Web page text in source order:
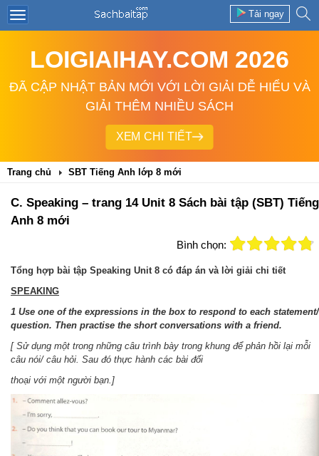
Tải ngay
LOIGIAIHAY.COM 2026
ĐÃ CẬP NHẬT BẢN MỚI VỚI LỜI GIẢI DỄ HIỂU VÀ
GIẢI THÊM NHIỀU SÁCH
XEM CHI TIẾT
Trang chủ SBT Tiếng Anh lớp 8 mới
C. Speaking – trang 14 Unit 8 Sách bài tập (SBT) Tiếng
Anh 8 mới
Bình chọn:
Tổng hợp bài tập Speaking Unit 8 có đáp án và lời giải chi tiết
SPEAKING
1 Use one of the expressions in the box to respond to each statement/
question. Then practise the short conversations with a friend.
[ Sử dụng một trong những câu trình bày trong khung để phản hồi lại mỗi
câu nói/ câu hỏi. Sau đó thực hành các bài đối
thoại với một người bạn.]